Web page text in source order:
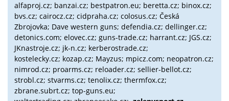
alfaproj.cz; banzai.cz; bestpatron.eu; beretta.cz; binox.cz;
bvs.cz; cairocz.cz; cidpraha.cz; colosus.cz; Česká
Zbrojovka; Dave western guns; defendia.cz; dellinger.cz;
detonics.com; elovec.cz; guns-trade.cz; harrant.cz; JGS.cz;
JKnastroje.cz; jk-n.cz; kerberostrade.cz;
kostelecky.cz; kozap.cz; Mayzus; mpicz.com; neopatron.cz;
nimrod.cz; proarms.cz; reloader.cz; sellier-bellot.cz;
strobl.cz; stvarms.cz; tenolix.cz; thermfox.cz;
zbrane.subrt.cz; top-guns.eu;